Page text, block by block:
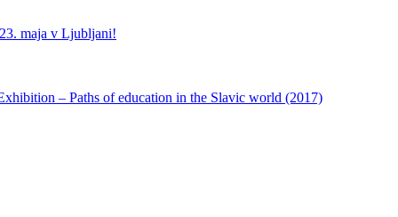
maja v Ljubljani!
– Paths of education in the Slavic world (2017)